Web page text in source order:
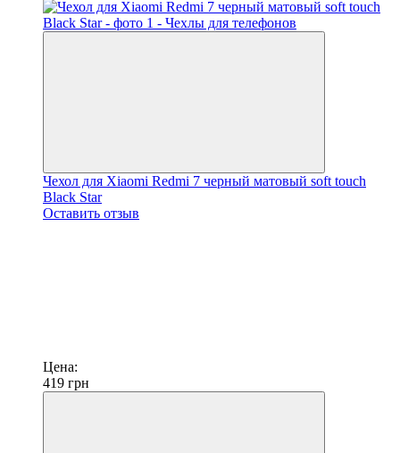
Чехол для Xiaomi Redmi 7 черный матовый soft touch
Black Star
Оставить отзыв
Цена:
419 грн